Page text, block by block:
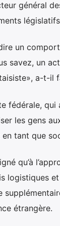
général
un
savez, un
a-t-il
fédérale,
les gens
en tant que
qu’à
logistiques
étrangère.